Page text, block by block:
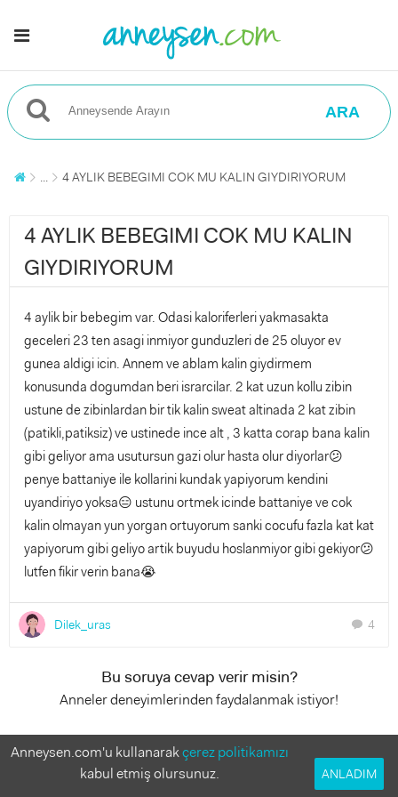
ARA
... 4 AYLIK BEBEGIMI COK MU KALIN GIYDIRIYORUM
4 AYLIK BEBEGIMI COK MU KALIN
GIYDIRIYORUM
4 aylik bir bebegim var. Odasi kaloriferleri yakmasakta
geceleri 23 ten asagi inmiyor gunduzleri de 25 oluyor ev
gunea aldigi icin. Annem ve ablam kalin giydirmem
konusunda dogumdan beri israrcilar. 2 kat uzun kollu zibin
ustune de zibinlardan bir tik kalin sweat altinada 2 kat zibin
(patikli,patiksiz) ve ustinede ince alt , 3 katta corap bana kalin
gibi geliyor ama usutursun gazi olur hasta olur diyorlar😕
penye battaniye ile kollarini kundak yapiyorum kendini
uyandiriyo yoksa😑 ustunu ortmek icinde battaniye ve cok
kalin olmayan yun yorgan ortuyorum sanki cocufu fazla kat kat
yapiyorum gibi geliyo artik buyudu hoslanmiyor gibi gekiyor😕
lutfen fikir verin bana😭
Dilek_uras chat 4
Bu soruya cevap verir misin?
Anneler deneyimlerinden faydalanmak istiyor!
2 Cevap
Anneysen.com'u kullanarakçerez politikamızı
kabul etmiş olursunuz.
ANLADIM